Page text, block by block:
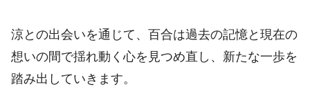
涼との出会いを通じて、百合は過去の記憶と現在の
想いの間で揺れ動く心を見つめ直し、新たな一歩を
踏み出していきます。